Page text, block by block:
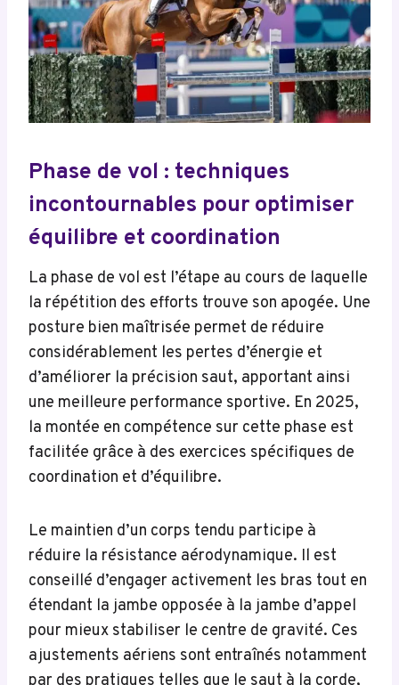
Phase de vol : techniques
incontournables pour optimiser
équilibre et coordination
La phase de vol est l’étape au cours de laquelle
la répétition des efforts trouve son apogée. Une
posture bien maîtrisée permet de réduire
considérablement les pertes d’énergie et
d’améliorer la précision saut, apportant ainsi
une meilleure performance sportive. En 2025,
la montée en compétence sur cette phase est
facilitée grâce à des exercices spécifiques de
coordination et d’équilibre.
Le maintien d’un corps tendu participe à
réduire la résistance aérodynamique. Il est
conseillé d’engager activement les bras tout en
étendant la jambe opposée à la jambe d’appel
pour mieux stabiliser le centre de gravité. Ces
ajustements aériens sont entraînés notamment